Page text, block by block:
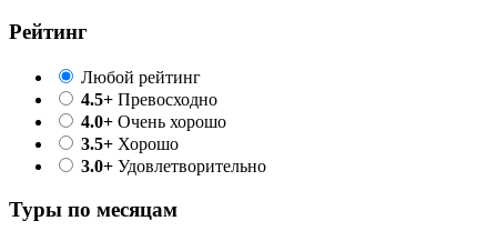
Рейтинг
Любой рейтинг
4.5+ Превосходно
4.0+ Очень хорошо
3.5+ Хорошо
3.0+ Удовлетворительно
Туры по месяцам